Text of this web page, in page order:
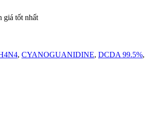
giá tốt nhất
, CYANOGUANIDINE, DCDA 99.5%,